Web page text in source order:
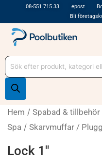
till
innehåll
08-551 715 33 epost
Bli
Produktsökning
Hem / Spabad & tillbehör
Spa / Skarvmuffar /
Lock 1″